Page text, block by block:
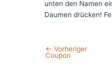
unten den Namen
Daumen drücken!
← Vorheriger
Coupon